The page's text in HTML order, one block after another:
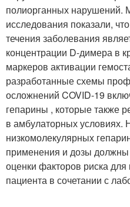
полиорганных нарушений.
исследования показали,
течения заболевания
концентрации D-димера в
маркеров активации
разработанные схемы
осложнений COVID-19
гепарины , которые также
в амбулаторных условиях.
низкомолекулярных
применения и дозы должны
оценки факторов риска для
пациента в сочетании с